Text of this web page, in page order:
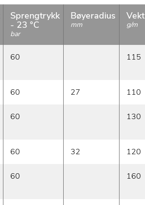
Sprengtrykk
- 23 °C
bar
Bøyeradius
mm
Vekt
g/m
60 115
60 27 110
60 130
60 32 120
60 160